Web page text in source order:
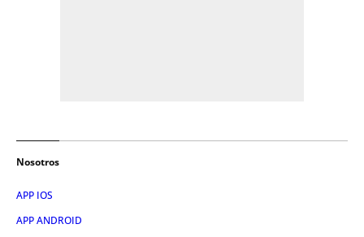
Nosotros
APP IOS
APP ANDROID